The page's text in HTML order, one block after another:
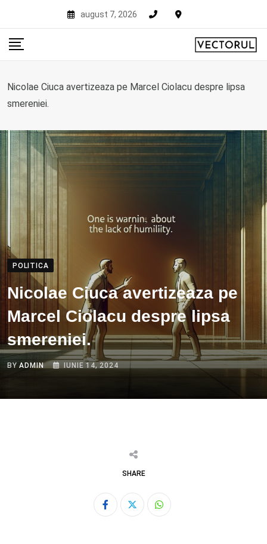
content
august 7, 2026
Nicolae Ciuca avertizeaza pe Marcel Ciolacu despre lipsa
smereniei.
POLITICA
Nicolae Ciuca avertizeaza pe
Marcel Ciolacu despre lipsa
smereniei.
BYADMIN IUNIE 14, 2024
SHARE
Whatsapp